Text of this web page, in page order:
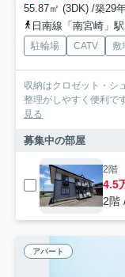
55.87㎡ (3DK) /築29
日南線「南宮崎」
駐輪場 CATV 敷
収納はクロゼット・シ
整理がしやすく便利で
見る
募集中の部屋
2階
4.5
2階
アパート